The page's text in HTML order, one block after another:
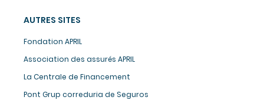
AUTRES SITES
Fondation APRIL
Association des assurés APRIL
La Centrale de Financement
Pont Grup correduria de Seguros